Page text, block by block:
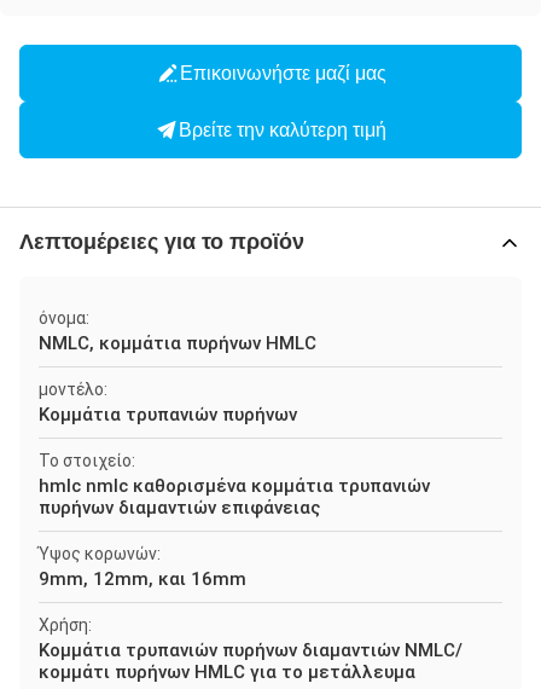
Επικοινωνήστε μαζί μας
Βρείτε την καλύτερη τιμή
Λεπτομέρειες για το προϊόν
όνομα:
NMLC, κομμάτια πυρήνων HMLC
μοντέλο:
Κομμάτια τρυπανιών πυρήνων
Το στοιχείο:
hmlc nmlc καθορισμένα κομμάτια τρυπανιών
πυρήνων διαμαντιών επιφάνειας
Ύψος κορωνών:
9mm, 12mm, και 16mm
Χρήση:
Κομμάτια τρυπανιών πυρήνων διαμαντιών NMLC/
κομμάτι πυρήνων HMLC για το μετάλλευμα